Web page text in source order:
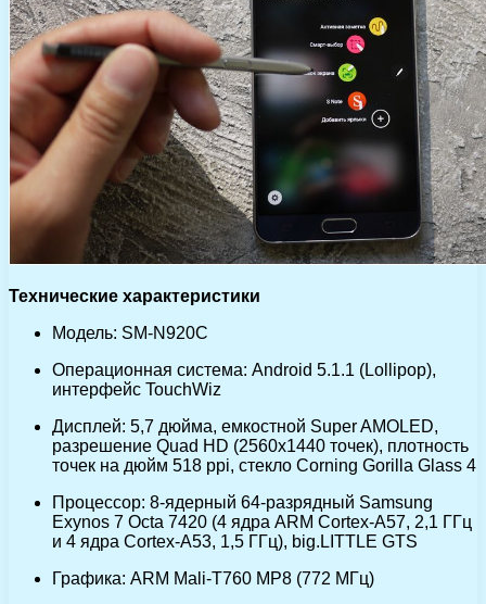
Технические характеристики
Модель: SM-N920С
Операционная система: Android 5.1.1 (Lollipop),
интерфейс TouchWiz
Дисплей: 5,7 дюйма, емкостной Super AMOLED,
разрешение Quad HD (2560х1440 точек), плотность
точек на дюйм 518 ppi, стекло Corning Gorilla Glass 4
Процессор: 8-ядерный 64-разрядный Samsung
Exynos 7 Octa 7420 (4 ядра ARM Cortex-A57, 2,1 ГГц
и 4 ядра Cortex-A53, 1,5 ГГц), big.LITTLE GTS
Графика: ARM Mali-T760 MP8 (772 МГц)